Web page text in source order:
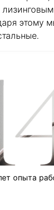
этому
опыта